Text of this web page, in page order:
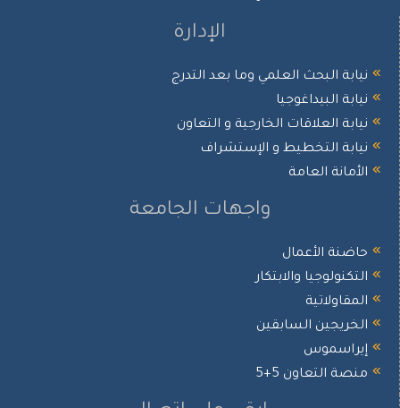
الإدارة
نيابة البحث العلمي وما بعد التدرج
نيابة البيداغوجيا
نيابة العلاقات الخارجية و التعاون
نيابة التخطيط و الإستشراف
الأمانة العامة
واجهات الجامعة
حاضنة الأعمال
التكنولوجيا والابتكار
المقاولاتية
الخريجين السابقين
إيراسموس
منصة التعاون 5+5